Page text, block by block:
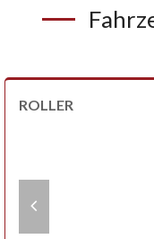
ROLLER